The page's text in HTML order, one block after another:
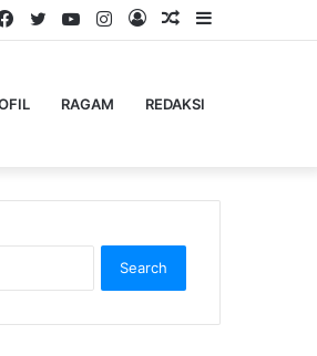
Sidebar
Random
Log
Instagram
YouTube
Twitter
Facebook
RAGAM REDAKSI